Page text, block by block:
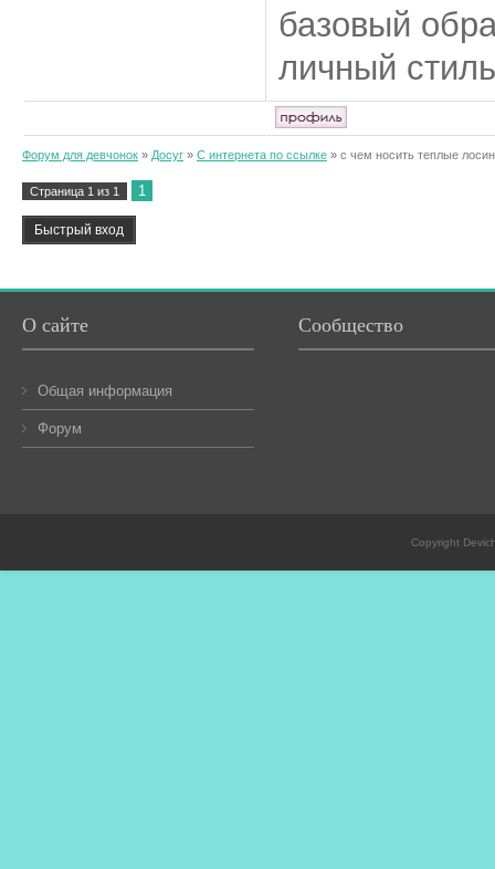
базовый
личный
Форум для девчонок » Досуг » С интернета по ссылке » с чем носить теплые
Страница 1 из 1 1
О сайте
Общая информация
Форум
Сообщество
Copyright